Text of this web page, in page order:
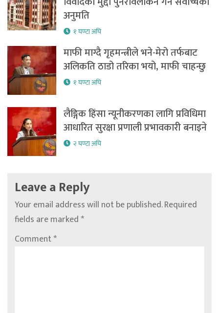
अनुमति
१ घण्टा अघि
माफी माग्दै गृहमन्त्रीले भने-मेरो तर्फबाट
अलिकति ठाडो तरिका भयो, माफी चाहन्छु
१ घण्टा अघि
लैङ्गिक हिंसा न्यूनीकरणका लागि प्रविधिमा
आधारित सुरक्षा प्रणाली प्रभावकारी बनाइने
२ घण्टा अघि
Leave a Reply
Your email address will not be published.Required
fields are marked*
Comment*